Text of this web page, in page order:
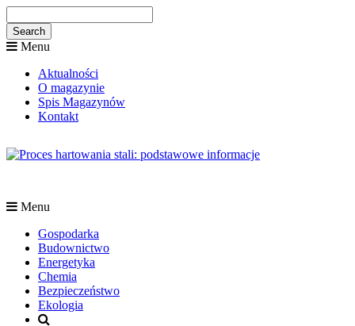
Menu
Aktualności
O magazynie
Spis Magazynów
Kontakt
Menu
Gospodarka
Budownictwo
Energetyka
Chemia
Bezpieczeństwo
Ekologia